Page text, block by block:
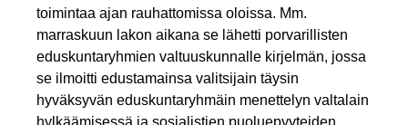
toimintaa ajan rauhattomissa oloissa. Mm.
marraskuun lakon aikana se lähetti porvarillisten
eduskuntaryhmien valtuuskunnalle kirjelmän, jossa
se ilmoitti edustamainsa valitsijain täysin
hyväksyvän eduskuntaryhmäin menettelyn valtalain
hylkäämisessä ja sosialistien puoluepyyteiden